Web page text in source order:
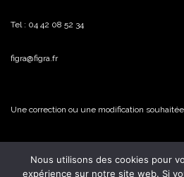
Tel : 04 42 08 52 34
figra@figra.fr
Une correction ou une modification
© FiGRA / CesArts Événements -
Nous utilisons des cookies pour
expérience sur notre site web. Si